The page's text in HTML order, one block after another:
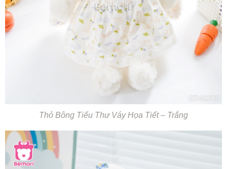
Thỏ Bông Tiểu Thư Váy Họa Tiết – Trắng